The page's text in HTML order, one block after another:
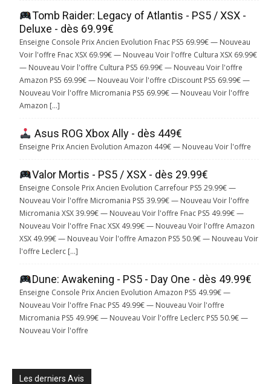
Tomb Raider: Legacy of Atlantis - PS5 / XSX -
Deluxe - dès 69.99€
Enseigne Console Prix Ancien Evolution Fnac PS5 69.99€ — Nouveau
Voir l'offre Fnac XSX 69.99€ — Nouveau Voir l'offre Cultura XSX 69.99€
— Nouveau Voir l'offre Cultura PS5 69.99€ — Nouveau Voir l'offre
Amazon PS5 69.99€ — Nouveau Voir l'offre cDiscount PS5 69.99€ —
Nouveau Voir l'offre Micromania PS5 69.99€ — Nouveau Voir l'offre
Amazon […]
Asus ROG Xbox Ally - dès 449€
Enseigne Prix Ancien Evolution Amazon 449€ — Nouveau Voir l'offre
Valor Mortis - PS5 / XSX - dès 29.99€
Enseigne Console Prix Ancien Evolution Carrefour PS5 29.99€ —
Nouveau Voir l'offre Micromania PS5 39.99€ — Nouveau Voir l'offre
Micromania XSX 39.99€ — Nouveau Voir l'offre Fnac PS5 49.99€ —
Nouveau Voir l'offre Fnac XSX 49.99€ — Nouveau Voir l'offre Amazon
XSX 49.99€ — Nouveau Voir l'offre Amazon PS5 50.9€ — Nouveau Voir
l'offre Leclerc […]
Dune: Awakening - PS5 - Day One - dès 49.99€
Enseigne Console Prix Ancien Evolution Amazon PS5 49.99€ —
Nouveau Voir l'offre Fnac PS5 49.99€ — Nouveau Voir l'offre
Micromania PS5 49.99€ — Nouveau Voir l'offre Leclerc PS5 50.9€ —
Nouveau Voir l'offre
Les derniers Avis